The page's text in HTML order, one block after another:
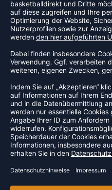
PACK
AUS DER